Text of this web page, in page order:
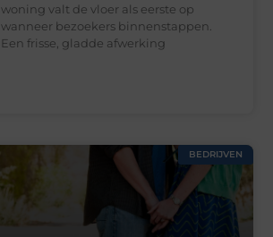
woning valt de vloer als eerste op
wanneer bezoekers binnenstappen.
Een frisse, gladde afwerking
BEDRIJVEN